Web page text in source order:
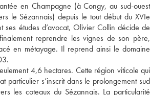
en Champagne (à Congy, au sud-ouest
le Sézannais) depuis le tout début du XVIe
études d’avocat, Olivier Collin décide de
reprendre les vignes de son père,
en métayage. Il reprend ainsi le domaine
4,6 hectares. Cette région viticole qui
particulier s’inscrit dans le prolongement sud
les coteaux du Sézannais. La particularité